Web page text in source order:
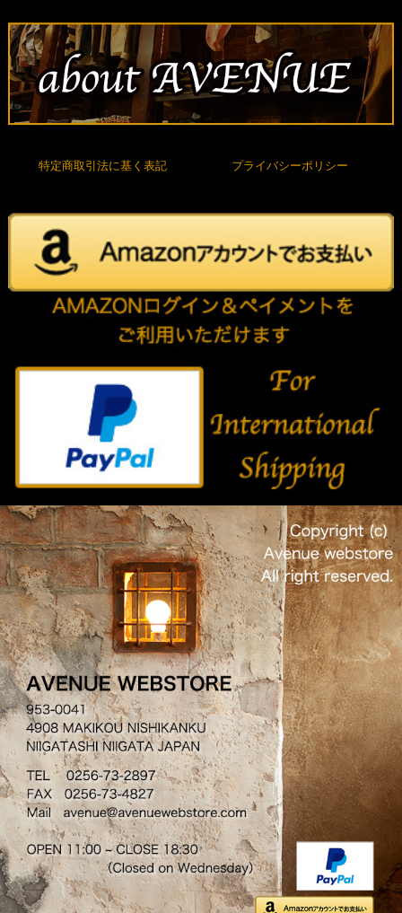
特定商取引法に基く表記 プライバシーポリシー